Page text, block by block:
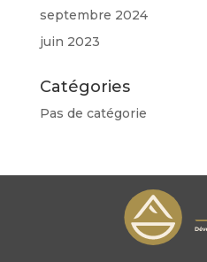
septembre 2024
juin 2023
Catégories
Pas de catégorie